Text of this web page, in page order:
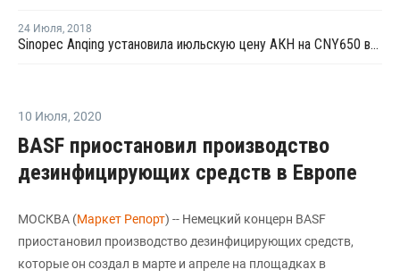
24 Июля, 2018
Sinopec Anqing установила июльскую цену АКН на CNY650 выше уровня цен в июне
10 Июля, 2020
BASF приостановил производство
дезинфицирующих средств в Европе
МОСКВА (Маркет Репорт) -- Немецкий концерн BASF
приостановил производство дезинфицирующих средств,
которые он создал в марте и апреле на площадках в